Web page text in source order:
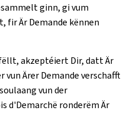
ginn, gi vum
fir Är Demande kënnen
akzeptéiert Dir, datt Är
vun Ärer Demande verschafft
vun der
d'Demarchë ronderëm Är